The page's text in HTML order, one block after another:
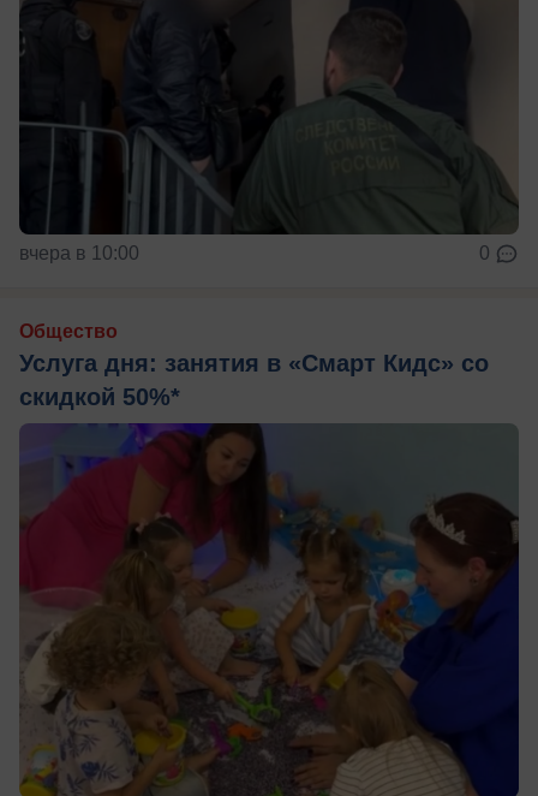
вчера в 10:00 0
Общество
Услуга дня: занятия в «Смарт Кидс» со
скидкой 50%*